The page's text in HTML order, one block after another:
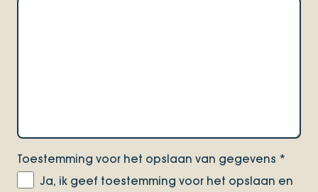
Toestemming voor het opslaan van gegevens *
Ja, ik geef toestemming voor het opslaan en